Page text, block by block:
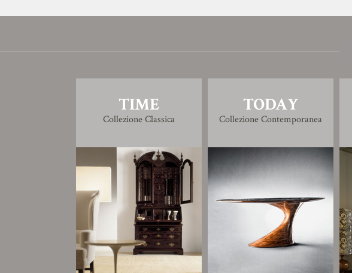
TIME
Collezione Classica
TODAY
Collezione Contemporanea